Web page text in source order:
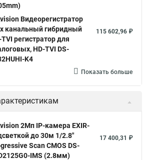
2cd2142fwd
ds 2cd1148 hikvision ds 2cd1148 i b
i Видеокамера hikvision
Видеокамеры hikvision ds
Камера Hikvision ds 2ce16d8t
hiwatch
2cd2442fwd
Hikvision ip camera
камера Hikvision купольная
Видеорегистратор
канальный гибридный
TVI регистратор для
HD-TVI DS-
K4
115 602,96 ₽
Показать больше
2Мп IP-камера EXIR-
до 30м 1/2.8"
Scan CMOS DS-
IMS (2.8мм)
17 400,31 ₽